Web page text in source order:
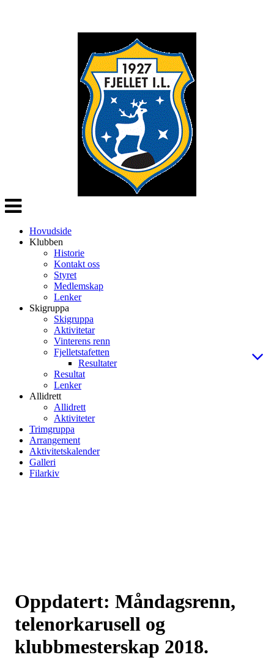
Veksle
navigasjon
Hovudside
Klubben
Historie
Kontakt oss
Styret
Medlemskap
Lenker
Skigruppa
Skigruppa
Aktivitetar
Vinterens renn
Fjelletstafetten
Resultater
Resultat
Lenker
Allidrett
Allidrett
Aktiviteter
Trimgruppa
Arrangement
Aktivitetskalender
Galleri
Filarkiv
Oppdatert: Måndagsrenn,
telenorkarusell og
klubbmesterskap 2018.